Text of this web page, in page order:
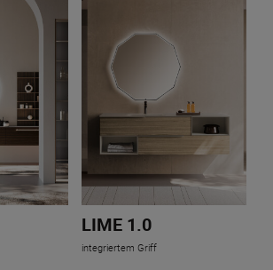
LIME 1.0
integriertem Griff